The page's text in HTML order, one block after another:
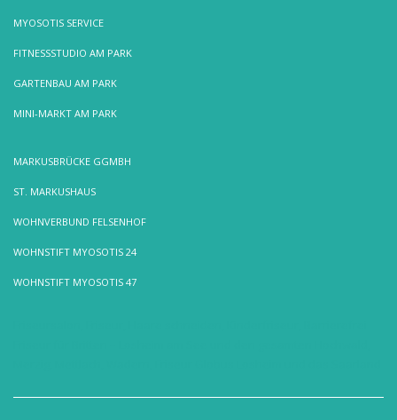
MYOSOTIS SERVICE
FITNESSSTUDIO AM PARK
GARTENBAU AM PARK
MINI-MARKT AM PARK
MARKUSBRÜCKE GGMBH
ST. MARKUSHAUS
WOHNVERBUND FELSENHOF
WOHNSTIFT MYOSOTIS 24
WOHNSTIFT MYOSOTIS 47